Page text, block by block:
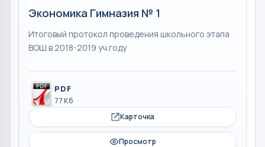
Экономика Гимназия № 1
Итоговый протокол проведения школьного этапа
ВОШ в 2018-2019 уч.году
PDF
77 Кб
Карточка
Просмотр